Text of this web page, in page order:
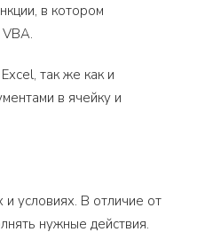
в котором
так же как и
в ячейку и
условиях. В отличие от
нужные действия.